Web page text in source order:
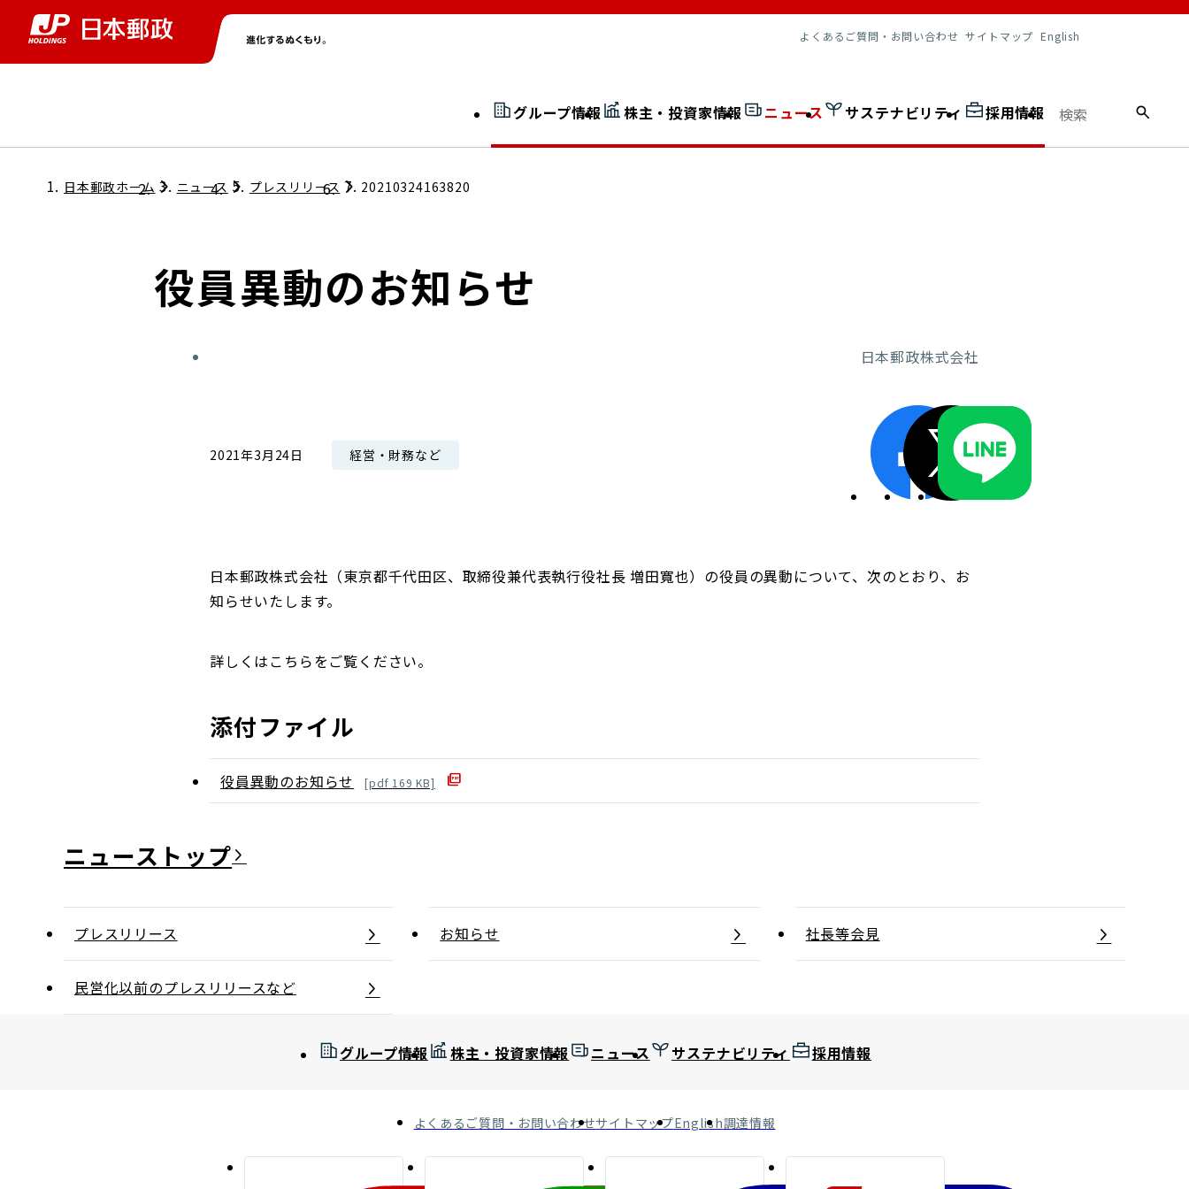
よくあるご質問・お問い合わせ サイトマップ English
グループ情報
グループ情報トップ
ローカル共創イニシアティブ
社長室通信
JP 改革実行委員会
株主・投資家情報
株主・投資家情報トップ
個人投資家のみなさまへ
ディスクロージャーポリシー／適時開示体制
ニュース
ニューストップ
サステナビリティ
サステナビリティトップ
担当役員メッセージ
サステナビリティマネジメント
開示情報検索
採用情報
採用情報トップ
日本郵政ホーム ニュース プレスリリース 20210324163820
役員異動のお知らせ
日本郵政株式会社
2021年3月24日 経営・財務など
日本郵政株式会社（東京都千代田区、取締役兼代表執行役社長 増田寬也）の役員の異動について、次のとおり、お
知らせいたします。
詳しくはこちらをご覧ください。
添付ファイル
役員異動のお知らせ [pdf 169 KB]
ニュース
プレスリリース お知らせ 社長等会見
民営化以前のプレスリリースなど
グループ情報 株主・投資家情報 ニュース サステナビリティ 採用情報
よくあるご質問・お問い合わせサイトマップEnglish調達情報